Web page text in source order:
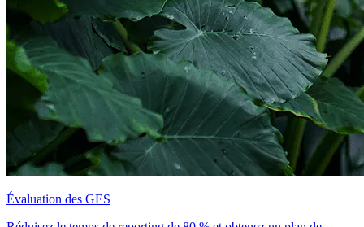
Évaluation des GES